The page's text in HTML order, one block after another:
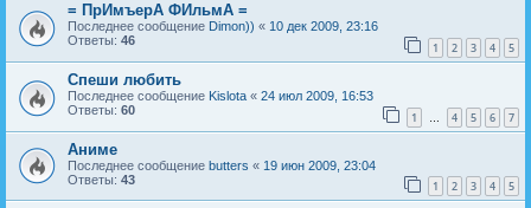
= ПрИмъерА ФИльмА =
Последнее сообщение Dimon)) « 10 дек 2009, 23:16
Ответы: 46 1 2 3 4 5
Спеши любить
Последнее сообщение Kislota « 24 июл 2009, 16:53
Ответы: 60 1 … 4 5 6 7
Аниме
Последнее сообщение butters « 19 июн 2009, 23:04
Ответы: 43 1 2 3 4 5